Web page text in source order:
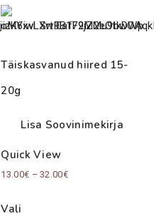
Täiskasvanud hiired 15-
20g
Lisa Soovinimekirja
Quick View
13.00€ – 32.00€Price
Vali